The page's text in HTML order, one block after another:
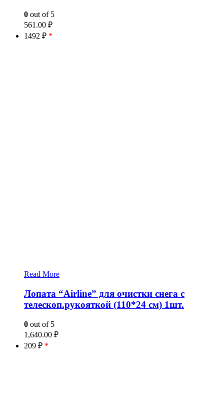
0 out of 5
561.00 ₽
1492 ₽ *
Read More
Лопата “Airline” для очистки снега c
телескоп.рукояткой (110*24 см) 1шт.
0 out of 5
1,640.00 ₽
209 ₽ *